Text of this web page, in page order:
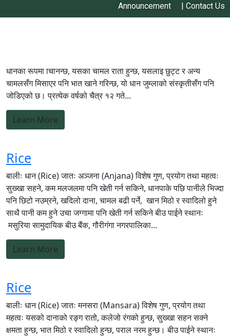
Announcement | Contact Us
धानको रूपमा चिनिन्छ, यसको चामल रातो हुन्छ, यसलाइ छुट्टै र अन्य
चामलसँग मिसाएर पनि भात खाने गरिन्छ, यो धान जुम्लाको संस्कृतीसँग पनि
जोडिएको छ। प्रत्येक वर्षको चैत्र १२ गते...
Learn More
Rice
बालीः धान (Rice) जातः अञ्जना (Anjana) विशेष गुण, प्रयोग तथा महत्वः
सुख्खा सहने, कम मलजलमा पनि खेती गर्न सकिने, धानपाके पछि पानीले भिज्दा
पनि छिटो नउम्रने, खदिलो दाना, चामल बढी पर्ने, खान मिठो र स्वादिलो हुने
साथै पानी कम हुने उचा जग्गामा पनि खेती गर्न सकिने बीउ पाईने स्थानः
मसुरिया सामुदायिक बीउ बैंक, गौरीगंगा नगरपालिका...
Learn More
Rice
बालीः धान (Rice) जातः मनसरा (Mansara) विशेष गुण, प्रयोग तथा
महत्वः यसको दानाको रङ्ग रातो, कलेजो रंगको हुन्छ, सुख्खा सहन सक्ने
क्षमता हुन्छ, भात मिठो र स्वादिलो हुन्छ, पराल नरम हुन्छ। बीउ पाईने स्थानः